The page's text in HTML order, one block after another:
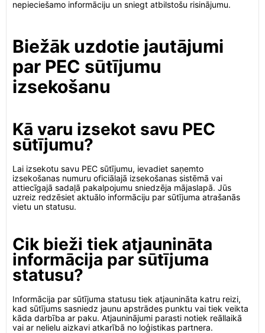
nepieciešamo informāciju un sniegt atbilstošu risinājumu.
Biežāk uzdotie jautājumi
par PEC sūtījumu
izsekošanu
Kā varu izsekot savu PEC
sūtījumu?
Lai izsekotu savu PEC sūtījumu, ievadiet saņemto
izsekošanas numuru oficiālajā izsekošanas sistēmā vai
attiecīgajā sadaļā pakalpojumu sniedzēja mājaslapā. Jūs
uzreiz redzēsiet aktuālo informāciju par sūtījuma atrašanās
vietu un statusu.
Cik bieži tiek atjaunināta
informācija par sūtījuma
statusu?
Informācija par sūtījuma statusu tiek atjaunināta katru reizi,
kad sūtījums sasniedz jaunu apstrādes punktu vai tiek veikta
kāda darbība ar paku. Atjauninājumi parasti notiek reāllaikā
vai ar nelielu aizkavi atkarībā no loģistikas partnera.